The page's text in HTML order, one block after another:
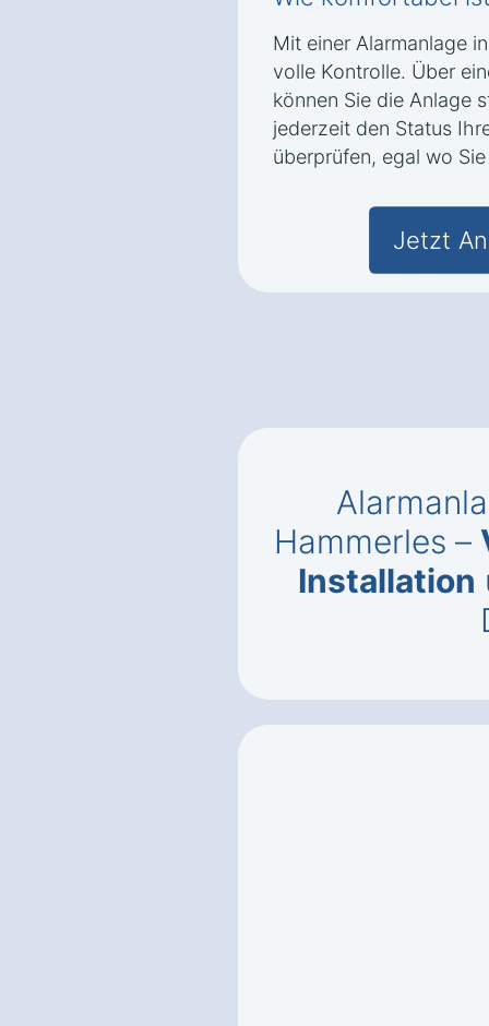
Mit einer Alarmanlage
volle Kontrolle. Über
können Sie die Anlage
jederzeit den Status
überprüfen, egal wo
Jetzt
Hammerles –
Installation